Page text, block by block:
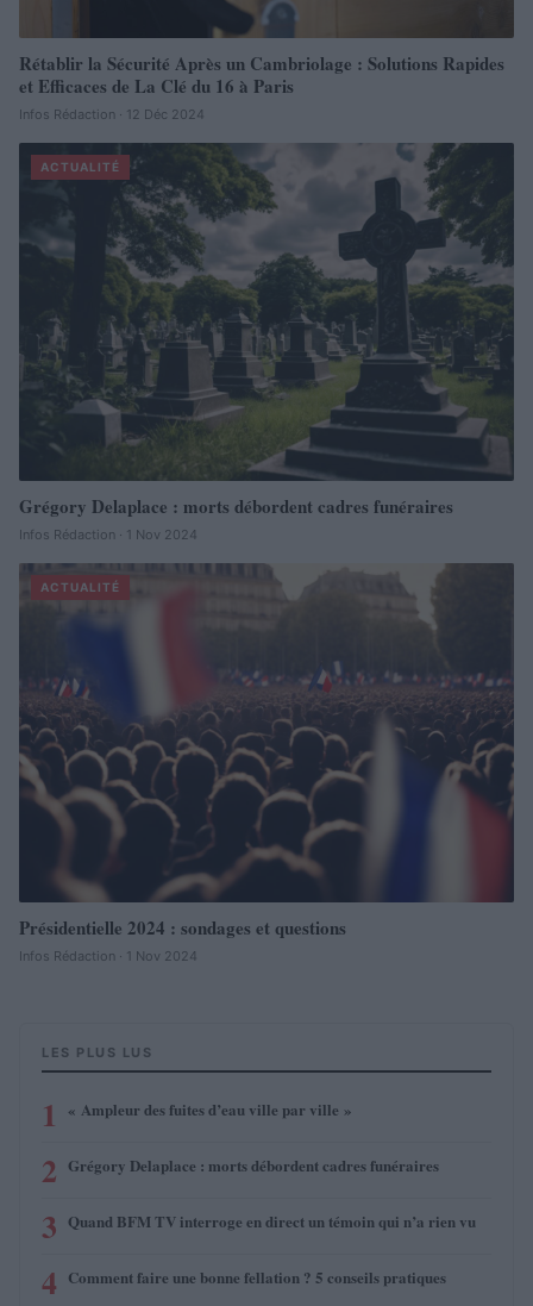
Rétablir la Sécurité Après un Cambriolage : Solutions Rapides
et Efficaces de La Clé du 16 à Paris
Infos Rédaction · 12 Déc 2024
ACTUALITÉ
Grégory Delaplace : morts débordent cadres funéraires
Infos Rédaction · 1 Nov 2024
ACTUALITÉ
Présidentielle 2024 : sondages et questions
Infos Rédaction · 1 Nov 2024
LES PLUS LUS
1 « Ampleur des fuites d’eau ville par ville »
2 Grégory Delaplace : morts débordent cadres funéraires
3 Quand BFM TV interroge en direct un témoin qui n’a rien vu
4 Comment faire une bonne fellation ? 5 conseils pratiques